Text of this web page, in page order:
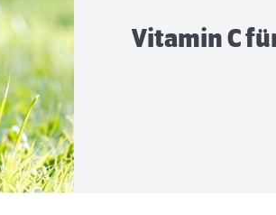
Vitamin C